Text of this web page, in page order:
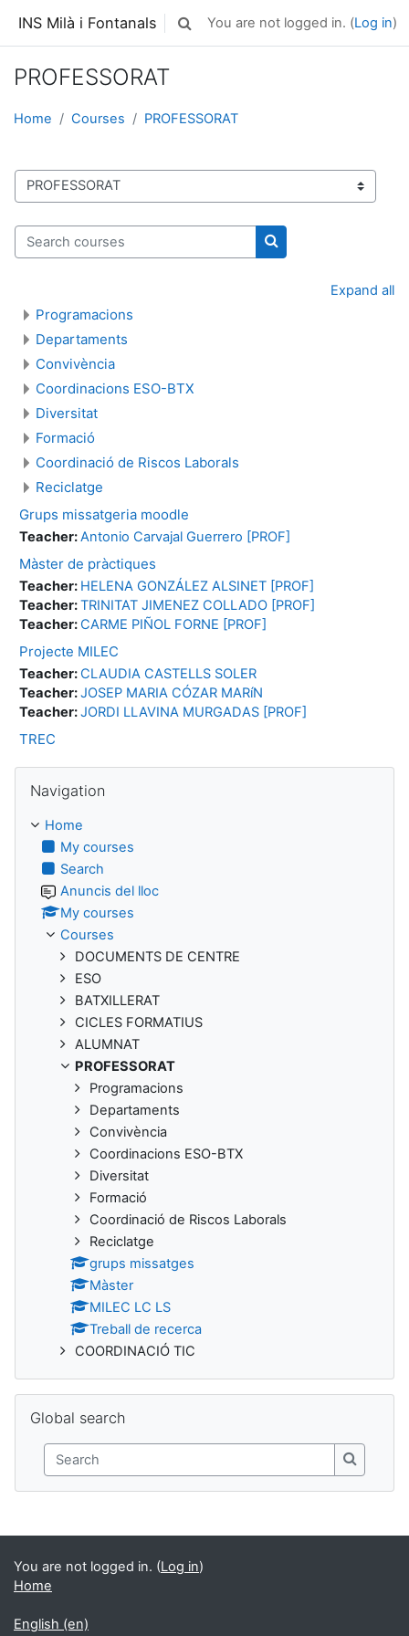
INS Milà i Fontanals Toggle search input
You are not logged in. (Log in)
PROFESSORAT
Home Courses PROFESSORAT
Course categories
Search courses
Search courses
Expand all
Programacions
Departaments
Convivència
Coordinacions ESO-BTX
Diversitat
Formació
Coordinació de Riscos Laborals
Reciclatge
Grups missatgeria moodle
Teacher:Antonio Carvajal Guerrero [PROF]
Màster de pràctiques
Teacher: HELENA GONZÁLEZ ALSINET [PROF]
Teacher:TRINITAT JIMENEZ COLLADO [PROF]
Teacher:CARME PIÑOL FORNE [PROF]
Projecte MILEC
Teacher:CLAUDIA CASTELLS SOLER
Teacher:JOSEP MARIA CÓZAR MARíN
Teacher:JORDI LLAVINA MURGADAS [PROF]
TREC
Navigation
Home
My courses
Search
Anuncis del lloc
My courses
Courses
DOCUMENTS DE CENTRE
ESO
BATXILLERAT
CICLES FORMATIUS
ALUMNAT
PROFESSORAT
Programacions
Departaments
Convivència
Coordinacions ESO-BTX
Diversitat
Formació
Coordinació de Riscos Laborals
Reciclatge
grups missatges
Màster
MILEC LC LS
Treball de recerca
COORDINACIÓ TIC
Global search
Search
Search
You are not logged in. (Log in)
Home
English ‎(en)‎